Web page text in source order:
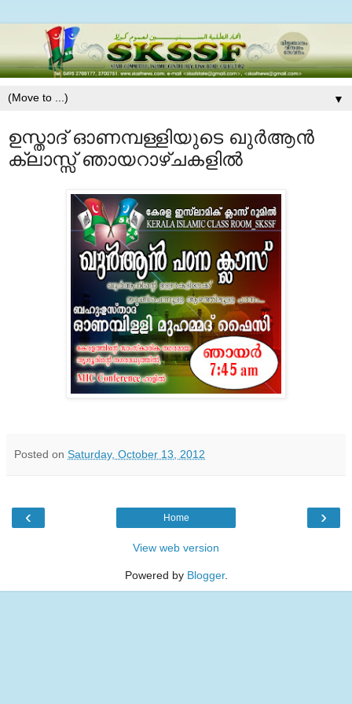
▼
ഉസ്താദ്‌ ഓണമ്പള്ളിയുടെ ഖുര്‍ആന്‍
ക്ലാസ്സ്‌ ഞായറാഴ്ചകളില്‍
Posted on Saturday, October 13, 2012
‹ ›
Home
View web version
Powered by Blogger.